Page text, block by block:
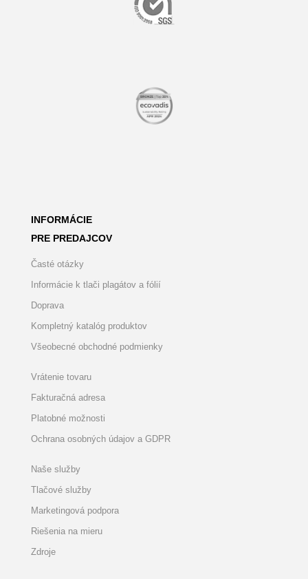
INFORMÁCIE
PRE PREDAJCOV
Časté otázky
Informácie k tlači plagátov a fólií
Doprava
Kompletný katalóg produktov
Všeobecné obchodné podmienky
Vrátenie tovaru
Fakturačná adresa
Platobné možnosti
Ochrana osobných údajov a GDPR
Naše služby
Tlačové služby
Marketingová podpora
Riešenia na mieru
Zdroje